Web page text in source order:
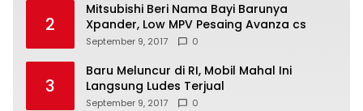
2
Mitsubishi Beri Nama Bayi Barunya
Xpander, Low MPV Pesaing Avanza cs
September 9, 2017 0
3
Baru Meluncur di RI, Mobil Mahal Ini
Langsung Ludes Terjual
September 9, 2017 0